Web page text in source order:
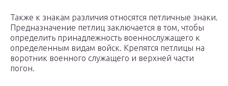
Также к знакам различия относятся петличные знаки.
Предназначение петлиц заключается в том, чтобы
определить принадлежность военнослужащего к
определенным видам войск. Крепятся петлицы на
воротник военного служащего и верхней части
погон.